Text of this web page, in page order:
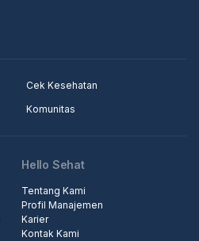
Cek Kesehatan
Komunitas
Hello Sehat
Tentang Kami
Profil Manajemen
Karier
Kontak Kami